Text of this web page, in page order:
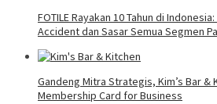
FOTILE Rayakan 10 Tahun di
Accident dan Sasar Semua Segmen
Gandeng Mitra Strategis, Kim’s Bar &
Membership Card for Business